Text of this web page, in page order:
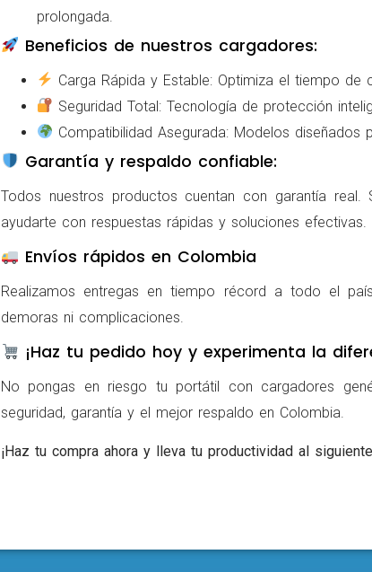
prolongada.
Beneficios de nuestros cargadores:
Carga Rápida y Estable: Optimiza el tiempo de
Seguridad Total: Tecnología de protección
Compatibilidad Asegurada: Modelos
Garantía y respaldo confiable:
Todos nuestros productos cuentan con garantía
ayudarte con respuestas rápidas y soluciones
Envíos rápidos en Colombia
Realizamos entregas en tiempo récord a todo el
demoras ni complicaciones.
¡Haz tu pedido hoy y experimenta la
No pongas en riesgo tu portátil con cargadores
seguridad, garantía y el mejor respaldo en Colombia.
¡Haz tu compra ahora y lleva tu productividad al